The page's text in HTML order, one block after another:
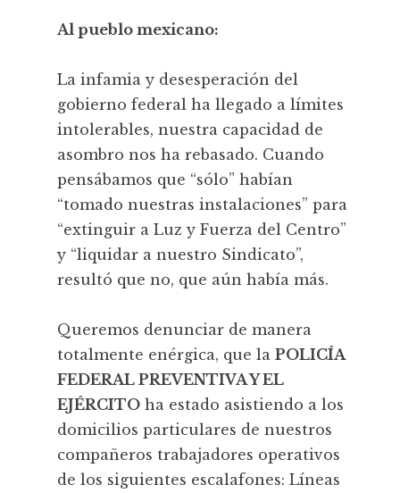
Al pueblo mexicano:
La infamia y desesperación del
gobierno federal ha llegado a límites
intolerables, nuestra capacidad de
asombro nos ha rebasado. Cuando
pensábamos que “sólo” habían
“tomado nuestras instalaciones” para
“extinguir a Luz y Fuerza del Centro”
y “liquidar a nuestro Sindicato”,
resultó que no, que aún había más.
Queremos denunciar de manera
totalmente enérgica, que la POLICÍA
FEDERAL PREVENTIVA Y EL
EJÉRCITO ha estado asistiendo a los
domicilios particulares de nuestros
compañeros trabajadores operativos
de los siguientes escalafones: Líneas